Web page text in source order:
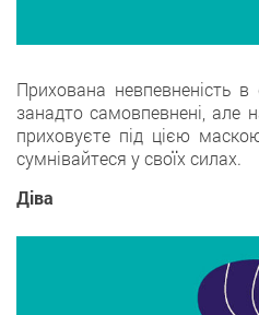
Прихована невпевненість
занадто самовпевнені, але
приховуєте під цією
сумнівайтеся у своїх силах.
Діва